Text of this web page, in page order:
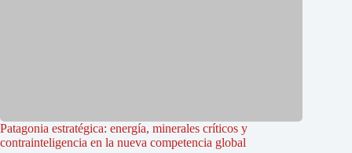
Patagonia estratégica: energía, minerales críticos y
contrainteligencia en la nueva competencia global